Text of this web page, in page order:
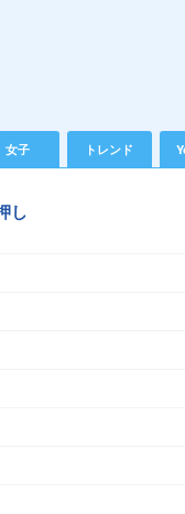
女子 トレンド
し